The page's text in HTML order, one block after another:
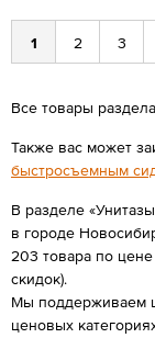
1 2 3
Все товары раздела
Также вас может
быстросъемным
В разделе
в городе
203 товара по цене
скидок).
Мы поддерживаем
ценовых